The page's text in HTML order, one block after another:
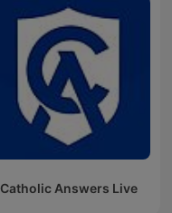
Catholic Answers Live